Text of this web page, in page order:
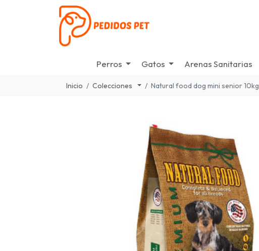
Perros Gatos Arenas Sanitarias
Inicio Colecciones Natural food dog mini senior 10kg